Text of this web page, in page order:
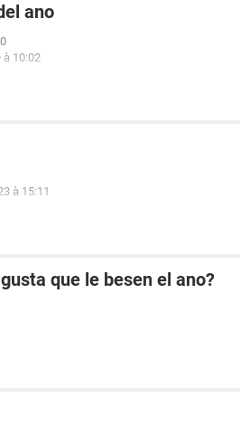
ano
à 10:02
à 15:11
que le besen el ano?